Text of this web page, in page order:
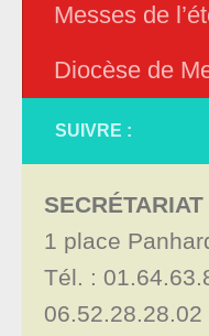
Messes de
Diocèse de
SUIVRE :
1 place
Tél. :
06.52.28.28.02